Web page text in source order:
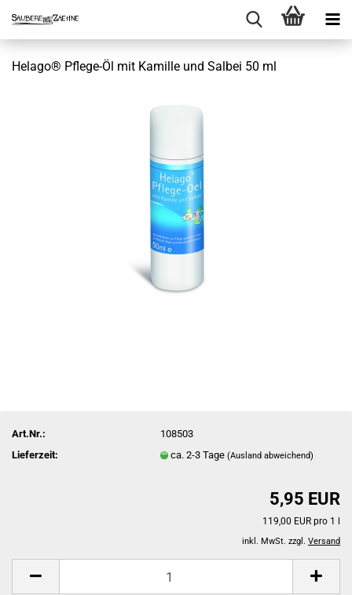
Helago® Pflege-Öl mit Kamille und Salbei 50 ml
Art.Nr.:
108503
Lieferzeit:
ca. 2-3 Tage(Ausland abweichend)
5,95 EUR
119,00 EUR pro 1 l
inkl. MwSt. zzgl. Versand